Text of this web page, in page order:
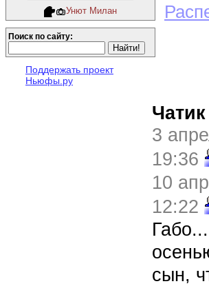
Унют Милан
Поиск по сайту:
Поддержать проект
Ньюфы.ру
Чатик
3
19:36
10
12:22
сын,